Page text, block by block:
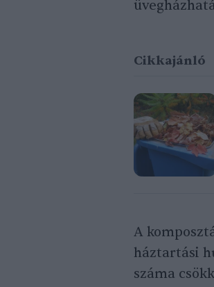
Cikkajánló
A
háztartási
száma